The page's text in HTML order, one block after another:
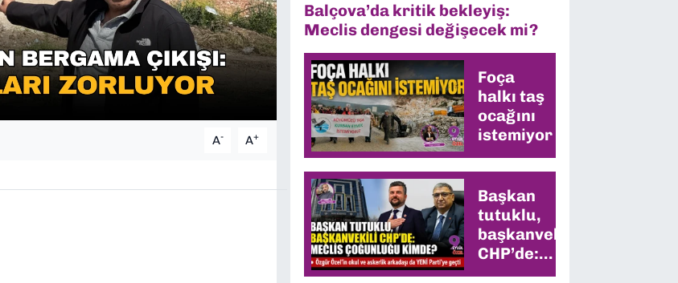
A- A+
Balçova’da kritik bekleyiş:
Meclis dengesi değişecek mi?
Foça
halkı taş
ocağını
istemiyor
Başkan
tutuklu,
başkanvekili
CHP’de:
Meclis